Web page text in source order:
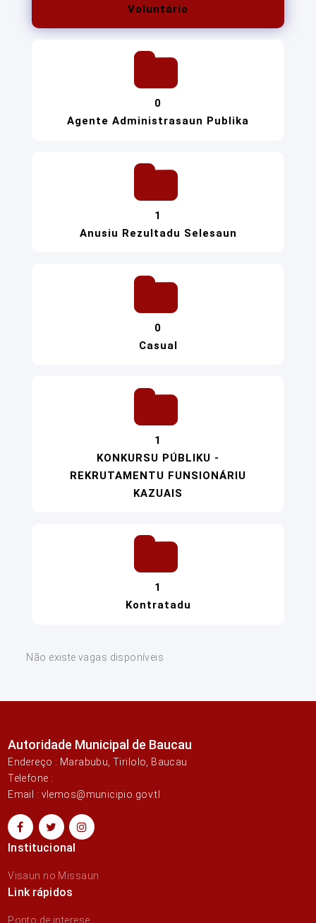
Voluntário
0
Agente Administrasaun Publika
1
Anusiu Rezultadu Selesaun
0
Casual
1
KONKURSU PÚBLIKU -
REKRUTAMENTU FUNSIONÁRIU
KAZUAIS
1
Kontratadu
Não existe vagas disponíveis
Autoridade Municipal de Baucau
Endereço : Marabubu, Tirilolo, Baucau
Telefone :
Email : vlemos@municipio.gov.tl
Institucional
Visaun no Missaun
Link rápidos
Ponto de interese